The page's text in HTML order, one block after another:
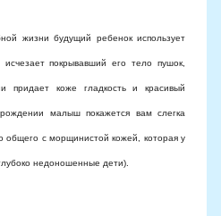
р
о
м
жизни будущий ребенок использует
покрывавший его тело пушок,
придает коже гладкость и красивый
малыш покажется вам слегка
общего с морщинистой кожей, которая у
недоношенные дети).